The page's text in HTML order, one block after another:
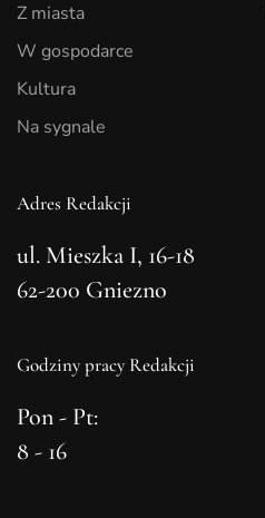
Z miasta
W gospodarce
Kultura
Na sygnale
Adres Redakcji
ul. Mieszka I, 16-18
62-200 Gniezno
Godziny pracy Redakcji
Pon - Pt:
8 - 16